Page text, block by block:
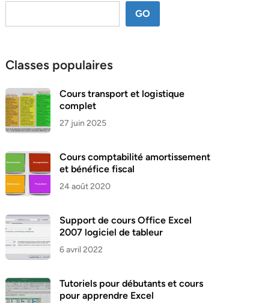
GO
Classes populaires
Cours transport et logistique
complet
27 juin 2025
Cours comptabilité amortissement
et bénéfice fiscal
24 août 2020
Support de cours Office Excel
2007 logiciel de tableur
6 avril 2022
Tutoriels pour débutants et cours
pour apprendre Excel